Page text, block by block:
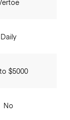
Daily
$5000
No